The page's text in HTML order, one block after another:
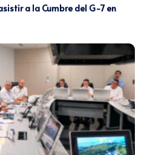
a la Cumbre del G-7 en